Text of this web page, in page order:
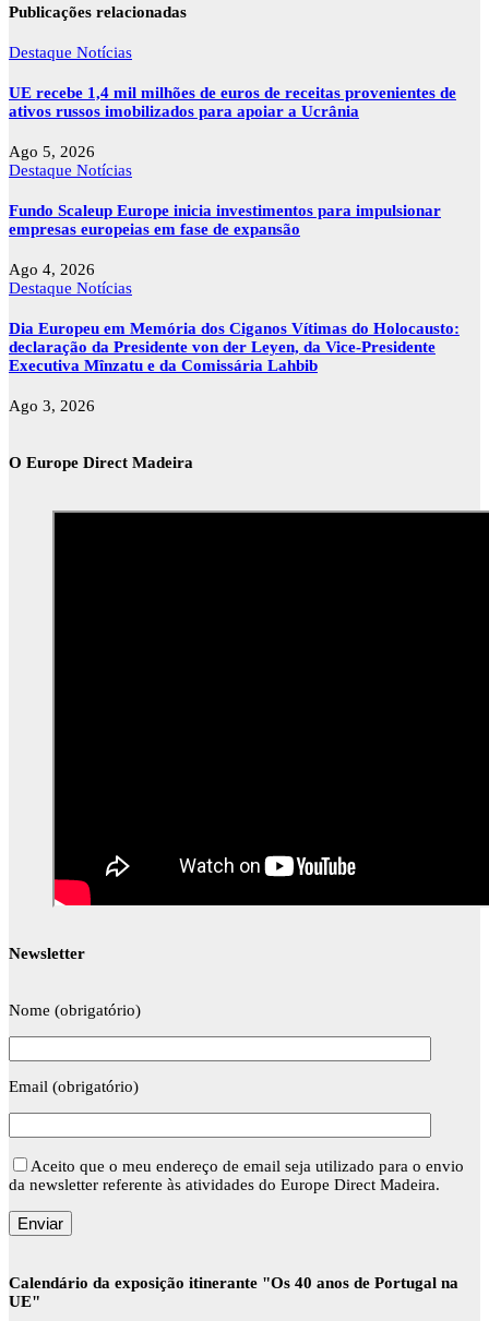
Publicações relacionadas
Destaque Notícias
UE recebe 1,4 mil milhões de euros de receitas provenientes de
ativos russos imobilizados para apoiar a Ucrânia
Ago 5, 2026
Destaque Notícias
Fundo Scaleup Europe inicia investimentos para impulsionar
empresas europeias em fase de expansão
Ago 4, 2026
Destaque Notícias
Dia Europeu em Memória dos Ciganos Vítimas do Holocausto:
declaração da Presidente von der Leyen, da Vice-Presidente
Executiva Mînzatu e da Comissária Lahbib
Ago 3, 2026
O Europe Direct Madeira
Newsletter
Nome (obrigatório)
Email (obrigatório)
Aceito que o meu endereço de email seja utilizado para o envio
da newsletter referente às atividades do Europe Direct Madeira.
Calendário da exposição itinerante "Os 40 anos de Portugal na
UE"